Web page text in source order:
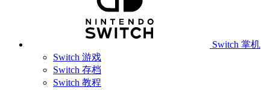
Switch 掌机
Switch 游戏
Switch 存档
Switch 教程